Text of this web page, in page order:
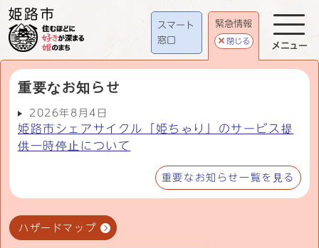
スマート
窓口
緊急情報
閉じる
重要なお知らせ
2026年8月4日
姫路市シェアサイクル「姫ちゃり」のサービス提
供一時停止について
重要なお知らせ一覧を見る
ハザードマップ
メニュー